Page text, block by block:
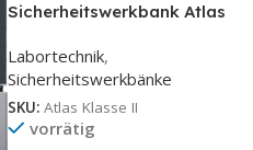
Sicherheitswerkbank Atlas
Labortechnik,
Sicherheitswerkbänke
SKU: Atlas Klasse II
vorrätig